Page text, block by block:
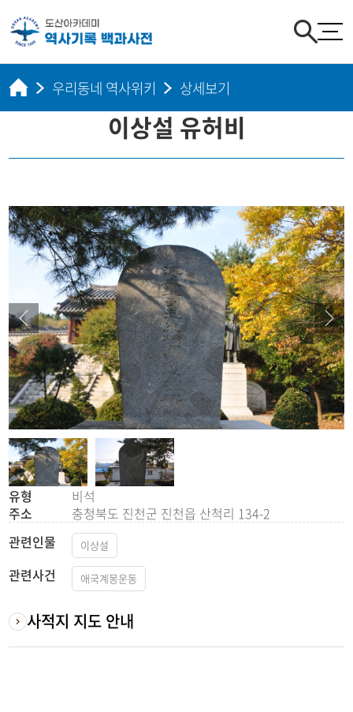
우리동네 역사위키 상세보기
이상설 유허비
유형
비석
주소
충청북도 진천군 진천읍 산척리 134-2
관련인물
이상설
관련사건 애국계몽운동
사적지 지도 안내